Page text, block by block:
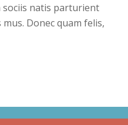
sociis natis parturient
Donec quam felis,